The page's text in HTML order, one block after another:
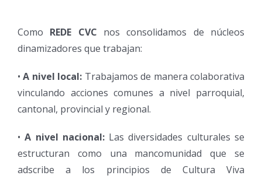
Como REDE CVC nos consolidamos de núcleos
dinamizadores que trabajan:
•A nivel local: Trabajamos de manera colaborativa
vinculando acciones comunes a nivel parroquial,
cantonal, provincial y regional.
•A nivel nacional:Las diversidades culturales se
estructuran como una mancomunidad que se
adscribe a los principios de Cultura Viva